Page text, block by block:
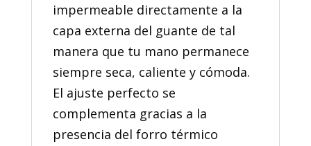
impermeable directamente a la
capa externa del guante de tal
manera que tu mano permanece
siempre seca, caliente y cómoda.
El ajuste perfecto se
complementa gracias a la
presencia del forro térmico